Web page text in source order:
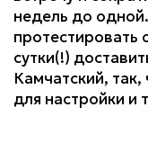
недель до
протестировать
сутки(!)
Камчатский, так,
для настройки и